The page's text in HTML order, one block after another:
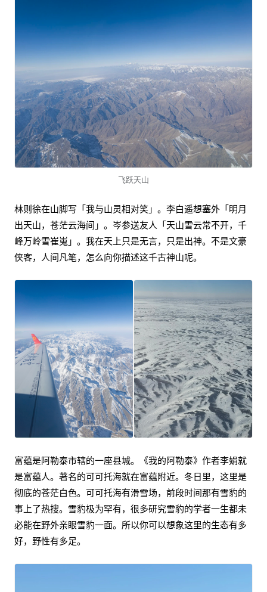
飞跃天山
林则徐在山脚写「我与山灵相对笑」。李白遥想塞外「明月
出天山，苍茫云海间」。岑参送友人「天山雪云常不开，千
峰万岭雪崔嵬」。我在天上只是无言，只是出神。不是文豪
侠客，人间凡笔，怎么向你描述这千古神山呢。
富蕴是阿勒泰市辖的一座县城。《我的阿勒泰》作者李娟就
是富蕴人。著名的可可托海就在富蕴附近。冬日里，这里是
彻底的苍茫白色。可可托海有滑雪场，前段时间那有雪豹的
事上了热搜。雪豹极为罕有，很多研究雪豹的学者一生都未
必能在野外亲眼雪豹一面。所以你可以想象这里的生态有多
好，野性有多足。